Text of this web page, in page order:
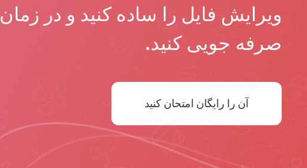
ویرایش فایل را ساده کنید و در زمان
صرفه جویی کنید.
آن را رایگان امتحان کنید